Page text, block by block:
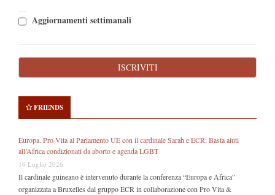
Aggiornamenti settimanali
FRIENDS
Europa. Pro Vita al Parlamento UE con il cardinale Sarah e ECR: Basta aiuti
all’Africa condizionati da aborto e agenda LGBT
16 Luglio 2026
Il cardinale guineano è intervenuto durante la conferenza “Europa e Africa”
organizzata a Bruxelles dal gruppo ECR in collaborazione con Pro Vita &